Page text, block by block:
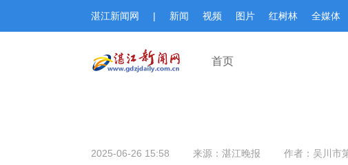
湛江新闻网 | 新闻 视频 图片 红树林 全媒体
首页
2025-06-26 15:58 来源：湛江晚报 作者：吴川市